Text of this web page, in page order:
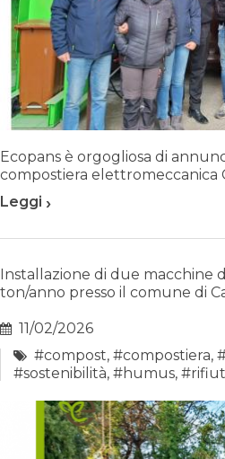
Ecopans è orgogliosa di
compostiera elettromeccanica
Leggi ›
Installazione di due macchine
ton/anno presso il comune di
11/02/2026
#compost,#compostiera,
#sostenibilità, #humus,